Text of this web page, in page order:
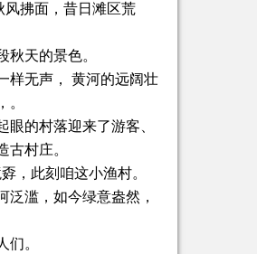
风拂面，昔日滩区荒
秋天的景色。
样无声， 黄河的远阔壮
。
眼的村落迎来了游客、
古村庄。
，此刻咱这小渔村。
泛滥，如今绿意盎然，
们。